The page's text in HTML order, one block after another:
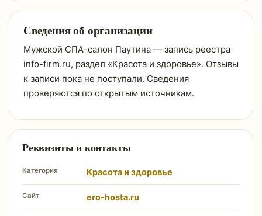
Сведения об организации
Мужской СПА-салон Паутина — запись реестра
info-firm.ru, раздел «Красота и здоровье». Отзывы
к записи пока не поступали. Сведения
проверяются по открытым источникам.
Реквизиты и контакты
Категория Красота и здоровье
Сайт ero-hosta.ru